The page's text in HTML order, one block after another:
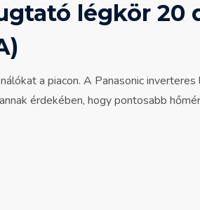
a piacon. A Panasonic
érdekében, hogy pontosabb